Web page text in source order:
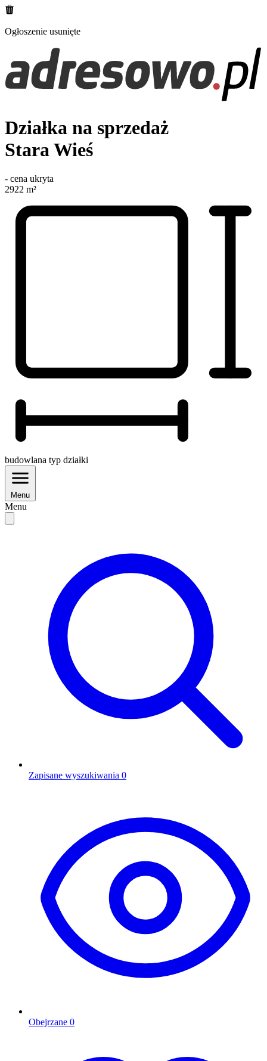
Ogłoszenie usunięte
Działka na sprzedaż
Stara Wieś
- cena ukryta
2922 m²
budowlana typ działki
Menu
Menu
Zapisane wyszukiwania 0
Obejrzane 0